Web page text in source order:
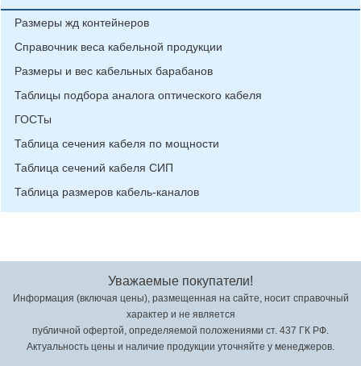
Размеры жд контейнеров
Справочник веса кабельной продукции
Размеры и вес кабельных барабанов
Таблицы подбора аналога оптического кабеля
ГОСТы
Таблица сечения кабеля по мощности
Таблица сечений кабеля СИП
Таблица размеров кабель-каналов
Уважаемые покупатели!
Информация (включая цены), размещенная на сайте, носит справочный
характер и не является
публичной офертой, определяемой положениями ст. 437 ГК РФ.
Актуальность цены и наличие продукции уточняйте у менеджеров.